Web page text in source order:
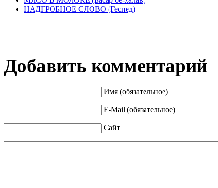
НАДГРОБНОЕ СЛОВО (Геспед)
Добавить комментарий
Имя (обязательное)
E-Mail (обязательное)
Сайт